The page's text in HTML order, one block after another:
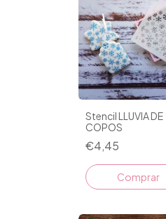
Stencil LLUVIA DE
COPOS
€4,45